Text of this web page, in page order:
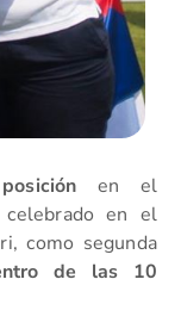
en el
celebrado en el
como segunda
de las 10